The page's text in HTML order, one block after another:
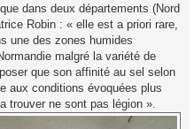
dans deux départements (Nord
Robin : « elle est a priori rare,
une des zones humides
malgré la variété de
que son affinité au sel selon
aux conditions évoquées plus
trouver ne sont pas légion ».